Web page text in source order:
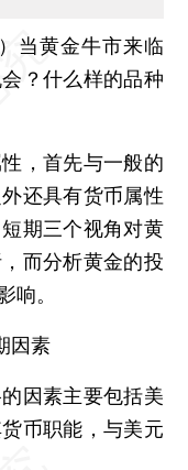
当黄金牛市来临
？什么样的品种
，首先与一般的
还具有货币属性
期三个视角对黄
而分析黄金的投
响。
因素
因素主要包括美
币职能，与美元